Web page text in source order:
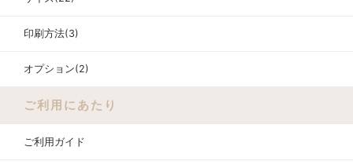
印刷方法(3)
オプション(2)
ご利用にあたり
ご利用ガイド